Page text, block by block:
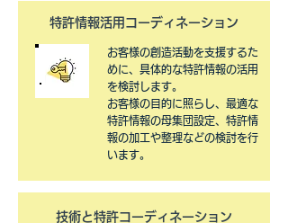
お客様の創造活動を支援するた
めに、具体的な特許情報の活用
を検討します。
お客様の目的に照らし、最適な
特許情報の母集団設定、特許情
報の加工や整理などの検討を行
います。
特許情報活用 ​コーディネーション
技術と特許​コーディネーション